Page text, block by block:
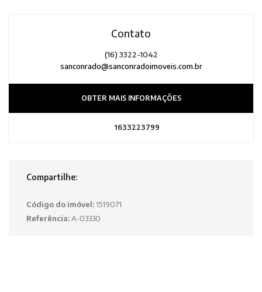
Contato
(16) 3322-1042
sanconrado@sanconradoimoveis.com.br
OBTER MAIS INFORMAÇÕES
1633223799
Compartilhe:
Código do imóvel:1519071
Referência:A-03330